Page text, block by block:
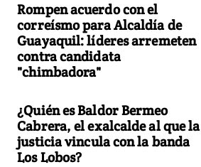
Rompen acuerdo con el
correísmo para Alcaldía de
Guayaquil: líderes arremeten
contra candidata
"chimbadora"
¿Quién es Baldor Bermeo
Cabrera, el exalcalde al que la
justicia vincula con la banda
Los Lobos?